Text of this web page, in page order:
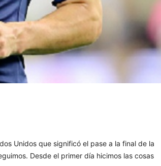
Unidos que significó el pase a la final de la
Desde el primer día hicimos las cosas